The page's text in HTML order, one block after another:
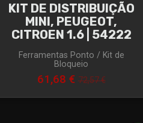
LAND
KIT DE DISTRIBUIÇÃO
MINI, PEUGEOT,
CITROEN 1.6 | 54222
Ferramentas Ponto / Kit de
Bloqueio
61,68 € 72,57 €